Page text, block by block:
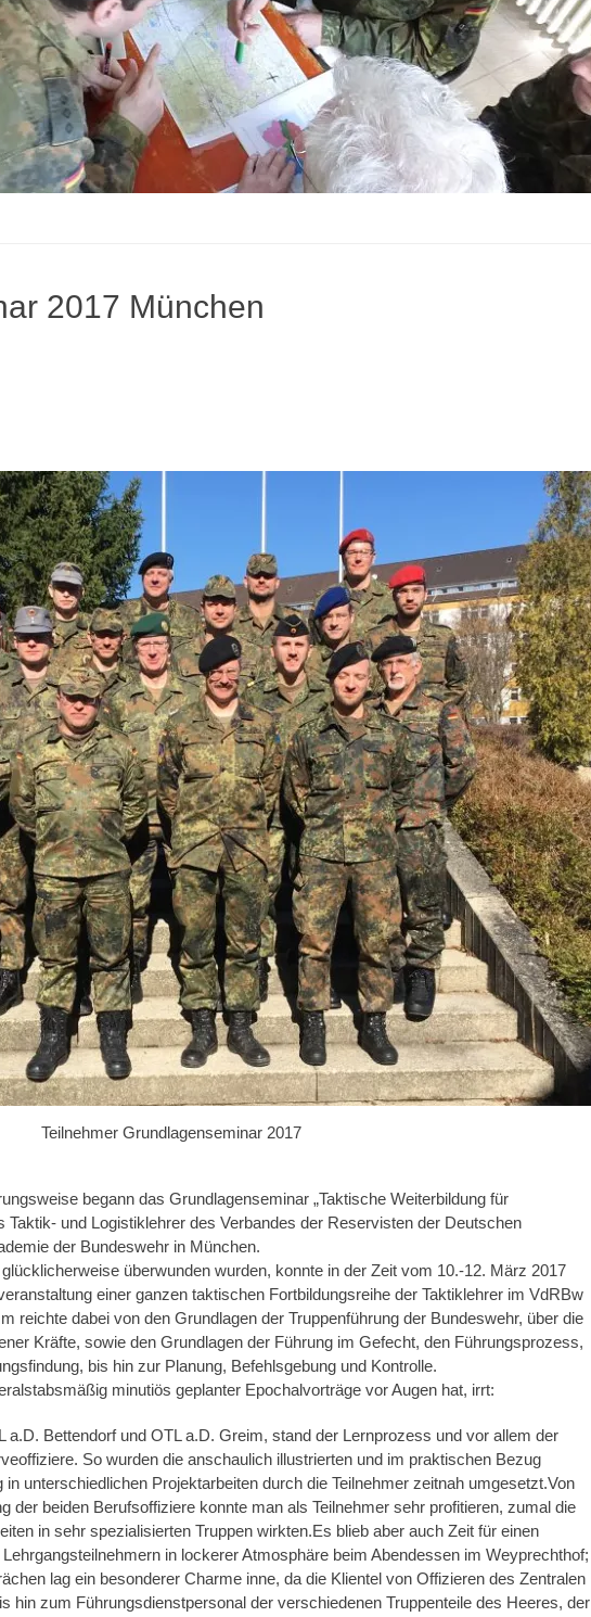
2017 München
Teilnehmer Grundlagenseminar 2017
begann das Grundlagenseminar „Taktische Weiterbildung für
Taktik- und Logistiklehrer des Verbandes der Reservisten der Deutschen
der Bundeswehr in München.
überwunden wurden, konnte in der Zeit vom 10.-12. März 2017
einer ganzen taktischen Fortbildungsreihe der Taktiklehrer im VdRBw
reichte dabei von den Grundlagen der Truppenführung der Bundeswehr, über die
Kräfte, sowie den Grundlagen der Führung im Gefecht, den Führungsprozess,
bis hin zur Planung, Befehlsgebung und Kontrolle.
minutiös geplanter Epochalvorträge vor Augen hat, irrt:
a.D. Bettendorf und OTL a.D. Greim, stand der Lernprozess und vor allem der
So wurden die anschaulich illustrierten und im praktischen Bezug
unterschiedlichen Projektarbeiten durch die Teilnehmer zeitnah umgesetzt.Von
der beiden Berufsoffiziere konnte man als Teilnehmer sehr profitieren, zumal die
in sehr spezialisierten Truppen wirkten.Es blieb aber auch Zeit für einen
in lockerer Atmosphäre beim Abendessen im Weyprechthof;
lag ein besonderer Charme inne, da die Klientel von Offizieren des Zentralen
hin zum Führungsdienstpersonal der verschiedenen Truppenteile des Heeres, der